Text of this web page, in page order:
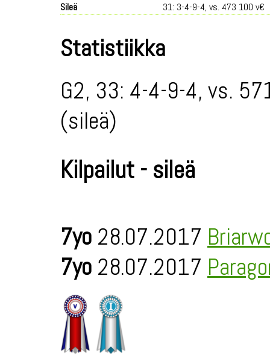
Sileä
31: 3-4-9-4, vs. 473 100 v€
Statistiikka
G2, 33: 4-4-9-4, vs.
(sileä)
Kilpailut - sileä
7yo 28.07.2017
7yo 28.07.2017